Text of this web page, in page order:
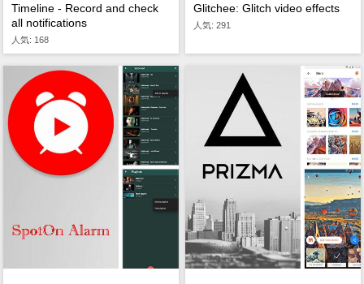
Timeline - Record and check
all notifications
人気: 168
Glitchee: Glitch video effects
人気: 291